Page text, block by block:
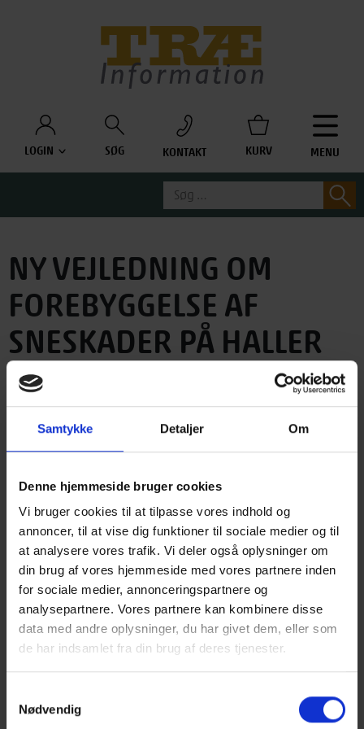
Samtykke Detaljer Om
Denne hjemmeside bruger cookies
Vi bruger cookies til at tilpasse vores indhold og
annoncer, til at vise dig funktioner til sociale medier og til
at analysere vores trafik. Vi deler også oplysninger om
din brug af vores hjemmeside med vores partnere inden
for sociale medier, annonceringspartnere og
analysepartnere. Vores partnere kan kombinere disse
data med andre oplysninger, du har givet dem, eller som
de har indsamlet fra din brug af deres tjenester.
Nødvendig
LOGIN SØG KONTAKT KURV MENU
Søg
efter:
NY VEJLEDNING OM
FOREBYGGELSE AF
SNESKADER PÅ HALLER
vejledning, der skal vejlede ejere, ejendomsadministratorer
og rådgivere om sikkerhedsvurdering af haller og tilsvarende
Vejledningen er opdelt i to afsnit:
Første afsnit henvender sig til bygningsejere og
administratorer med vejledning om hvordan de selv kan
gennemføre indledende sikkerhedsundersøgelser, samt
til rådgivere.
Andet afsnit henvender sig til ingeniører med teknisk
vejledning til mere detaljerede undersøgelser samt
referencer til normer og vejledninger.
Vejledningen er udarbejdet af Træinformation for
Læs snevejledningen her